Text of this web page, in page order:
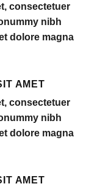
consectetuer
nibh
dolore magna
AMET
consectetuer
nibh
dolore magna
AMET